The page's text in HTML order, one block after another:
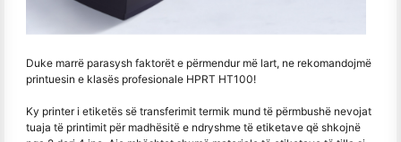
Duke marrë parasysh faktorët e përmendur më lart, ne rekomandojmë
printuesin e klasës profesionale HPRT HT100!
Ky printer i etiketës së transferimit termik mund të përmbushë nevojat
tuaja të printimit për madhësitë e ndryshme të etiketave që shkojnë